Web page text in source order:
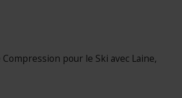
pour le Ski avec Laine,